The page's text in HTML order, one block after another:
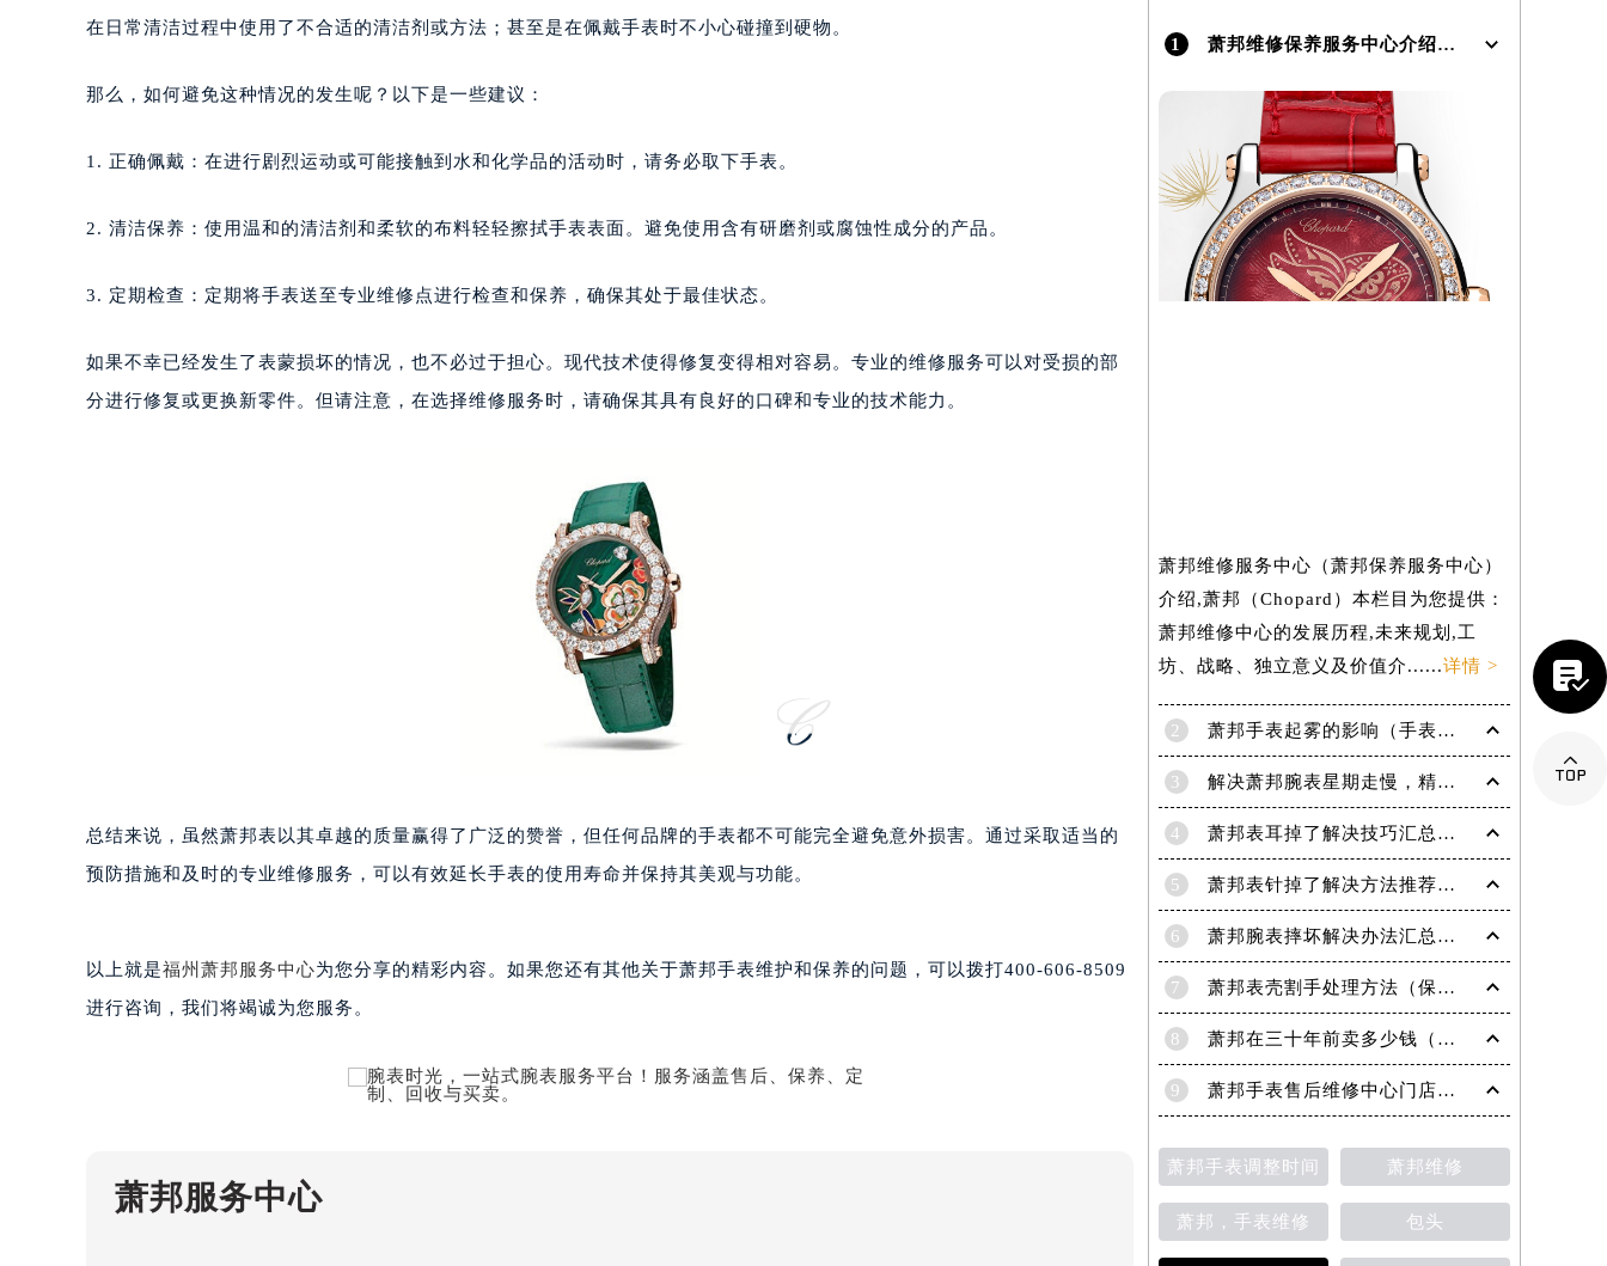
厦门市思明区湖滨东路95号华润大厦写字楼B座11层1104室（需提前预约）
成都市锦江区人民东路6号SAC东原中心写字楼24层2406B室（需提前预约）
长沙市芙蓉区定王台街道建湘路393号世茂环球金融中心写字楼（芙蓉广场）10层13室（需提前预约）
太原市迎泽区解放路15号亨得利名表服务中心（品牌授权店）3层整层（需提前预约）
沈阳市沈河区中街路83号亨得利名表服务中心（品牌授权店）1层整层（需提前预约）
温州市鹿城区锦绣路1067号置信广场10层1015室（需提前预约）
大连市中山区人民路15号国际金融大厦7层G室（需提前预约）
东莞市东城街道鸿福东路1号民盈国贸中心T1写字楼9层907室（需提前预约）
无锡市梁溪区人民中路139号恒隆广场写字楼1座11层1104室（需提前预约）
南通市崇川区工农路57号圆融广场写字楼16层1603室（需提前预约）
苏州市苏州工业园区星港街199号苏州中心办公楼C座22层08室（需提前预约）
武汉市江汉区解放大道686号世界贸易大厦38层09室（需提前预约）
南宁市青秀区金湖路59号地王大厦12楼1224室（需提前预约）
合肥市蜀山区潜山路111号万象城华润大厦B座12楼03室（需提前预约）
泉州市丰泽区宝洲路729号浦西万达中心写字楼A座7楼709室（需提前预约）
青岛市南区山东路6号华润大厦B座22层04室（需提前预约）
贵阳市南明区都司高架桥路33号亨特国际金融中心14楼14D（需提前预约）
昆明市盘龙区北京路928号同德昆明广场写字楼10层06室（需提前预约）
海口市龙华区金贸东路5号海口华润大厦B座17层1707室（需提前预约）
唐山市路南区新华东道100号万达广场写字楼A座10层1002室（需提前预约）
内蒙古自治区呼和浩特市玉泉区大学西街70号华润万象城写字楼（鄂尔多斯大厦）23层2326室（需提前预约）
黑龙江省大庆市萨尔图区会战大街萧邦售后服务中心（需提前预约）
黑龙江省鹤岗市向阳区红军路萧邦售后服务中心（需提前预约）
在日常清洁过程中使用了不合适的清洁剂或方法；甚至是在佩戴手表时不小心碰撞到硬物。
那么，如何避免这种情况的发生呢？以下是一些建议：
1. 正确佩戴：在进行剧烈运动或可能接触到水和化学品的活动时，请务必取下手表。
2. 清洁保养：使用温和的清洁剂和柔软的布料轻轻擦拭手表表面。避免使用含有研磨剂或腐蚀性成分的产品。
3. 定期检查：定期将手表送至专业维修点进行检查和保养，确保其处于最佳状态。
如果不幸已经发生了表蒙损坏的情况，也不必过于担心。现代技术使得修复变得相对容易。专业的维修服务可以对受损的部
分进行修复或更换新零件。但请注意，在选择维修服务时，请确保其具有良好的口碑和专业的技术能力。
总结来说，虽然萧邦表以其卓越的质量赢得了广泛的赞誉，但任何品牌的手表都不可能完全避免意外损害。通过采取适当的
预防措施和及时的专业维修服务，可以有效延长手表的使用寿命并保持其美观与功能。
以上就是福州萧邦服务中心为您分享的精彩内容。如果您还有其他关于萧邦手表维护和保养的问题，可以拨打400-606-8509
进行咨询，我们将竭诚为您服务。
萧邦服务中心
1 萧邦维修保养服务中心介绍 | Chopard
萧邦维修服务中心（萧邦保养服务中心）
介绍,萧邦（Chopard）本栏目为您提供：
萧邦维修中心的发展历程,未来规划,工
坊、战略、独立意义及价值介......详情 >
2 萧邦手表起雾的影响（手表起雾维护建议）
3 解决萧邦腕表星期走慢，精准调校秘籍在这里
4 萧邦表耳掉了解决技巧汇总（轻松修复爱表的小妙招）
5 萧邦表针掉了解决方法推荐（轻松修复你的爱表）
6 萧邦腕表摔坏解决办法汇总（专业修复与日常保养技巧）
7 萧邦表壳割手处理方法（保养与修复技巧指南）
8 萧邦在三十年前卖多少钱（名表价格变迁的历史洞察）
9 萧邦手表售后维修中心门店地址
萧邦手表调整时间 萧邦维修
萧邦，手表维修 包头

